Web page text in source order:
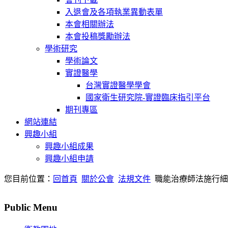
入退會及各項執業異動表單
本會相關辦法
本會投稿獎勵辦法
學術研究
學術論文
實證醫學
台灣實證醫學學會
國家衛生研究院-實證臨床指引平台
期刊專區
網站連結
興趣小組
興趣小組成果
興趣小組申請
您目前位置： 回首頁 關於公會 法規文件 職能治療師法施行
Public Menu